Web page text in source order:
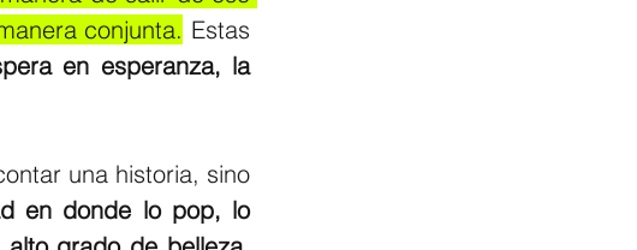
conjunta. Estas
en esperanza, la
una historia, sino
en donde lo pop, lo